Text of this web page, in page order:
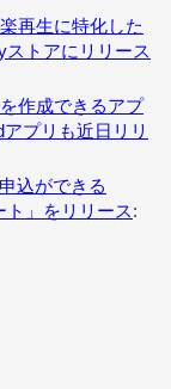
再生に特化した
ストアにリリース
作成できるアプ
プリも近日リリ
込ができる
」をリリース: